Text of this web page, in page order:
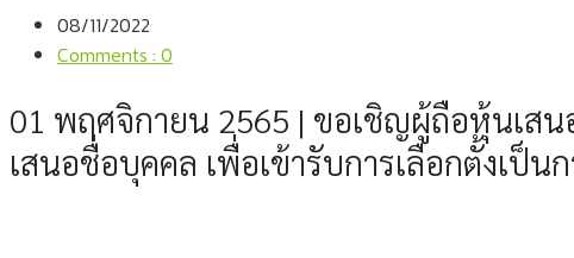
08/11/2022
Comments : 0
01 พฤศจิกายน 2565 | ขอเชิญผู้ถือหุ้นเส
เสนอชื่อบุคคล เพื่อเข้ารับการเลือกตั้งเป็